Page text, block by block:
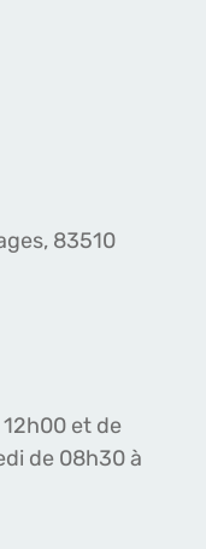
83510
et de
de 08h30 à